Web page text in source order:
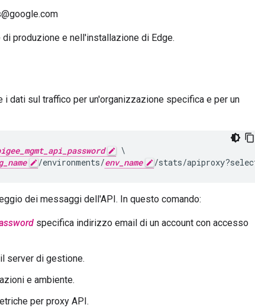
produzione e nell'installazione di Edge.
i dati sul traffico per un'organizzazione specifica e per un
\
/environments/env_name /stats/
dei messaggi dell'API. In questo comando:
specifica indirizzo email di un account con accesso
server di gestione.
e ambiente.
per proxy API.